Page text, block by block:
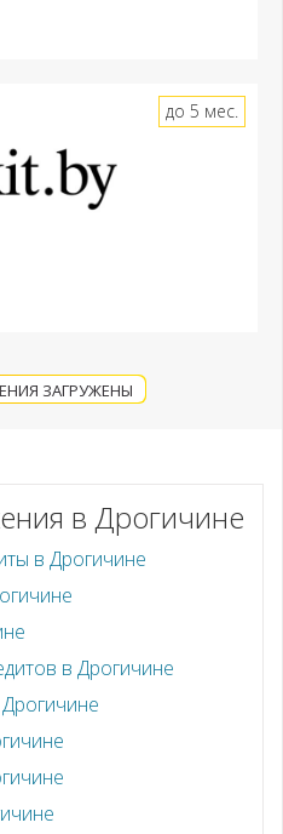
до 5 мес.
ЗАГРУЖЕНЫ
в Дрогичине
в Дрогичине
в Дрогичине